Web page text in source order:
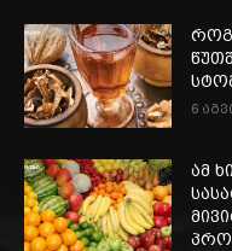
6
ამ